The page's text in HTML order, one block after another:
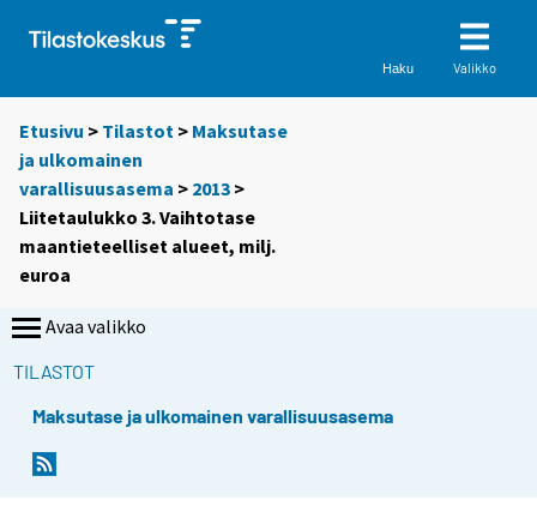
Haku Valikko
Etusivu > Tilastot > Maksutase
ja ulkomainen
varallisuusasema > 2013 >
Liitetaulukko 3. Vaihtotase
maantieteelliset alueet, milj.
euroa
Avaa valikko
TILASTOT
Maksutase ja ulkomainen varallisuusasema